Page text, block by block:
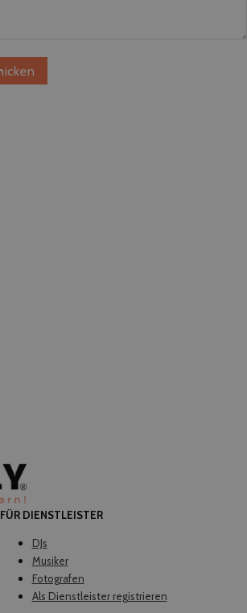
FÜR DIENSTLEISTER
DJs
Musiker
Fotografen
Als Dienstleister registrieren